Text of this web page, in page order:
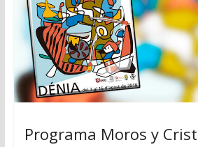
Programa Moros y